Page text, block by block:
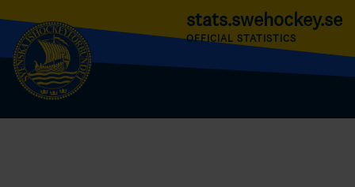
stats.swehockey.se
OFFICIAL STATISTICS